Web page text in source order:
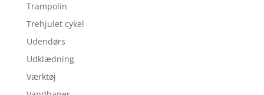
Trampolin
Trehjulet cykel
Udendørs
Udklædning
Værktøj